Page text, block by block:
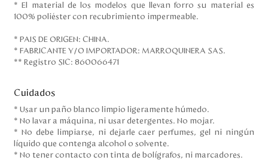
* El material de los modelos que llevan forro su material es
100% poliéster con recubrimiento impermeable.
* PAIS DE ORIGEN: CHINA.
* FABRICANTE Y/O IMPORTADOR: MARROQUINERA SAS.
** Registro SIC: 860066471
Cuidados
* Usar un paño blanco limpio ligeramente húmedo.
* No lavar a máquina, ni usar detergentes. No mojar.
* No debe limpiarse, ni dejarle caer perfumes, gel ni ningún
líquido que contenga alcohol o solvente.
* No tener contacto con tinta de bolígrafos, ni marcadores.